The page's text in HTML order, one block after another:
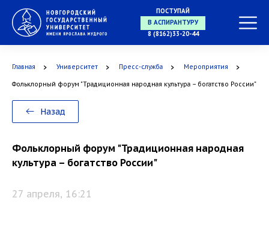
ПОСТУПАЙ
В АСПИРАНТУРУ
В ОРДИНАТУРУ
8 (8162)33-20-44
Главная Университет Пресс-служба Мероприятия
Фольклорный форум "Традиционная народная культура – богатство России"
Назад
Фольклорный форум "Традиционная народная
культура – богатство России"
27 апреля, 16:21